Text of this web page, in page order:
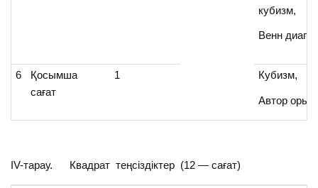
кубизм,
Венн
6
Қосымша
сағат
1 Кубизм,
Автор
ІV-тарау. Квадрат теңсіздіктер (12 — сағат)